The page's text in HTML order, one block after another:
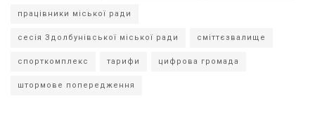
працівники міської ради
сесія Здолбунівської міської ради сміттєзвалище
спорткомплекс тарифи цифрова громада
штормове попередження